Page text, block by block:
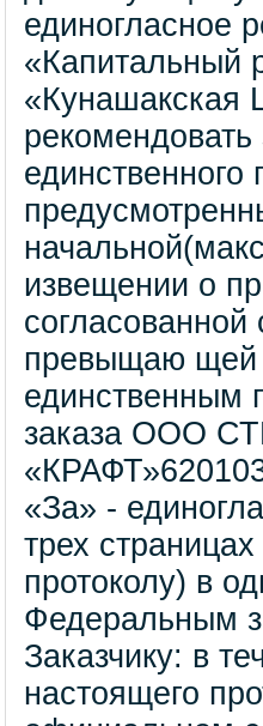
единогласное
«Капитальный
«Кунашакская
извещении о
превыщаю щей
единственным
заказа ООО
«За» -
трех
протоколу) в
Федеральным
Заказчику: в
настоящего